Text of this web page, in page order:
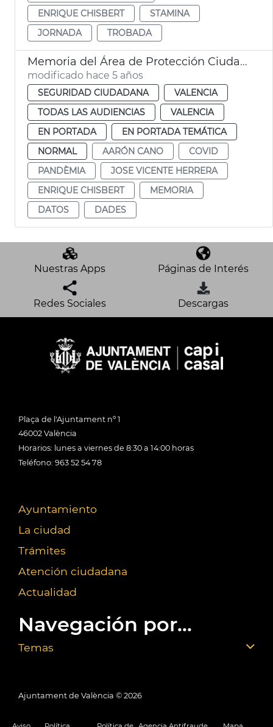
ENRIQUE CHISBERT
STAMINA
JORNADA
TROBADA
Memoria del Área de Protección Ciudadana
modificado hace 5 años
SEGURIDAD CIUDADANA
VALENCIA
TODAS LAS AUDIENCIAS
VALENCIA
EN PORTADA
EN PORTADA TEMÁTICA
NORMAL
AARÓN CANO
COVID
PANDÈMIA
JOSE VICENTE HERRERA
ENRIQUE CHISBERT
MEMORIA
DATOS
DADES
Nuestras Apps Páginas de Interés
Redes Sociales Descargas
Plaça de l'Ajuntament nº 1
46002 València
Horarios: lunes a viernes de 8:30 a 14:00 horas
Teléfono: 963 52 54 78
Ayuntamiento
La ciudad
Trámites
Atención ciudadana
Actualidad
Navegación por...
Temas
Ajuntament de València © 2026